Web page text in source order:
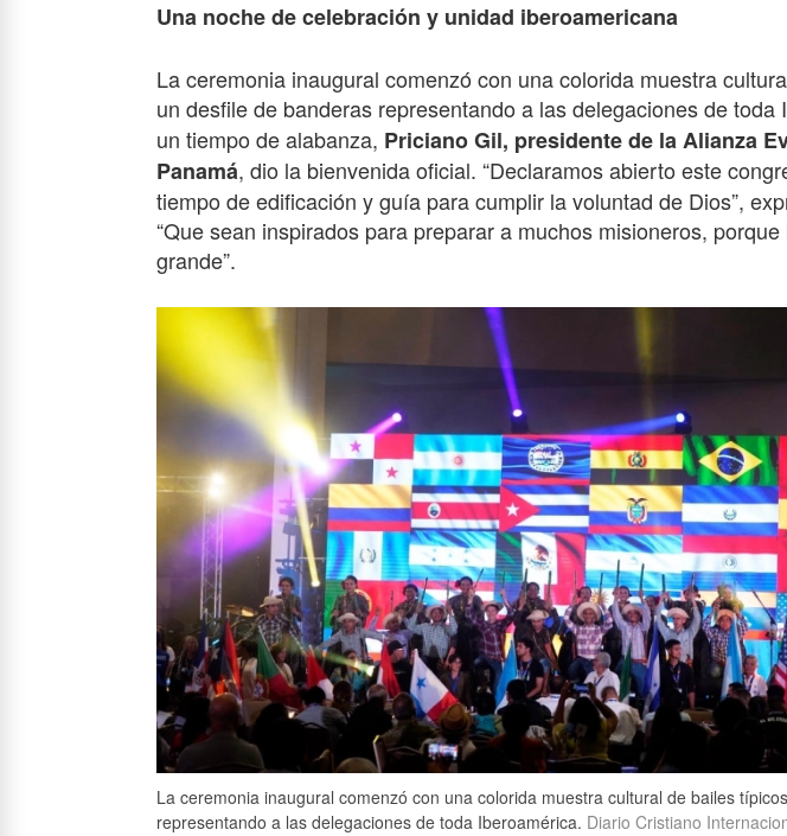
Una noche de celebración y unidad iberoamericana
La ceremonia inaugural comenzó con una colorida muestra
un desfile de banderas representando a las delegaciones de toda
un tiempo de alabanza, Priciano Gil, presidente de la Alianza
Panamá, dio la bienvenida oficial. “Declaramos abierto este
tiempo de edificación y guía para cumplir la voluntad de Dios”,
“Que sean inspirados para preparar a muchos misioneros,
grande”.
La ceremonia inaugural comenzó con una colorida muestra cultural de bailes
representando a las delegaciones de toda Iberoamérica. Diario Cristiano